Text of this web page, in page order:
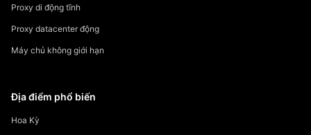
Proxy di động tĩnh
Proxy datacenter động
Máy chủ không giới hạn
Địa điểm phổ biến
Hoa Kỳ